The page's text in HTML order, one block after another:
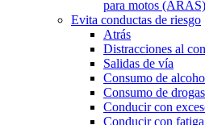
para motos (ARAS)
Evita conductas de riesgo
Atrás
Distracciones al
Salidas de vía
Consumo de
Consumo de
Conducir con
Conducir con fatiga